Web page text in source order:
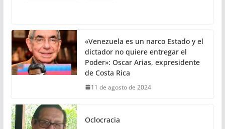
«Venezuela es un narco Estado y el
dictador no quiere entregar el
Poder»: Oscar Arias, expresidente
de Costa Rica
11 de agosto de 2024
Oclocracia